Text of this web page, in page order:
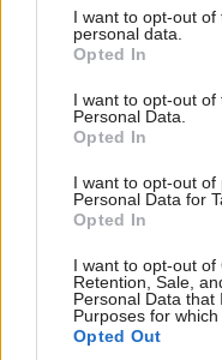
not limited to your visit
grant or deny consent
use your data for
consent section.
I want to opt-out
personal data.
Opted In
I want to opt-out of
Personal Data.
Opted In
I want to opt-out of
Personal Data for
Opted In
I want to opt-out of
Retention, Sale,
Personal Data that
Purposes for which
Opted Out
na také čosi sami,
umelca. Dievčatko na
ODPORÚČAME